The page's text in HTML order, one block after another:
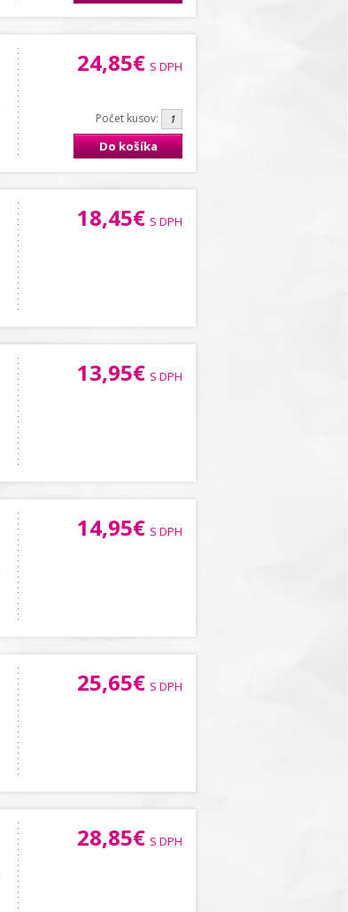
24,85€ S DPH
Počet kusov:
Do košíka
18,45€ S DPH
13,95€ S DPH
14,95€ S DPH
25,65€ S DPH
28,85€ S DPH